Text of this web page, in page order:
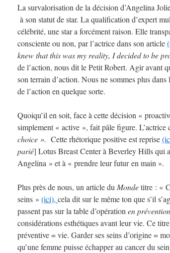
La survalorisation de la décision d’Angelina
à son statut de star. La qualification d’expert
célébrité, une star a forcément raison. Elle
consciente ou non, par l’actrice dans son article
knew that this was my reality, I decided to be
de l’action, nous dit le Petit Robert. Agir avant
son terrain d’action. Nous ne sommes plus
de l’action en quelque sorte.
Quoiqu’il en soit, face à cette décision «
simplement « active », fait pâle figure. L’actrice
choice ». Cette rhétorique positive est reprise
parié] Lotus Breast Center à Beverley Hills qui
Angelina » et à « prendre leur futur en main ».
Plus près de nous, un article du Mondetitre : «
seins » (ici), cela dit sur le même ton que s’il
passent pas sur la table d’opération en prévention
considérations esthétiques avant leur vie. Ce
préventive = vie. Garder ses seins d’origine =
qu’une femme puisse échapper au cancer du